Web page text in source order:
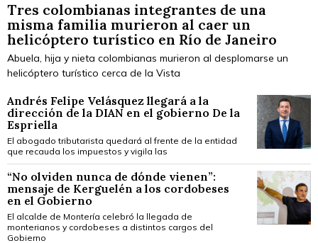
Tres colombianas integrantes de una
misma familia murieron al caer un
helicóptero turístico en Río de Janeiro
Abuela, hija y nieta colombianas murieron al desplomarse un
helicóptero turístico cerca de la Vista
Andrés Felipe Velásquez llegará a la
dirección de la DIAN en el gobierno De la
Espriella
El abogado tributarista quedará al frente de la entidad
que recauda los impuestos y vigila las
“No olviden nunca de dónde vienen”:
mensaje de Kerguelén a los cordobeses
en el Gobierno
El alcalde de Montería celebró la llegada de
monterianos y cordobeses a distintos cargos del
Gobierno